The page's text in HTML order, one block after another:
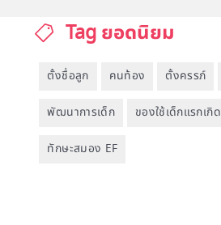
Tag ยอดนิยม
ตั้งชื่อลูก คนท้อง ตั้งครรภ์
พัฒนาการเด็ก ของใช้เด็กแรกเกิด
ทักษะสมอง EF